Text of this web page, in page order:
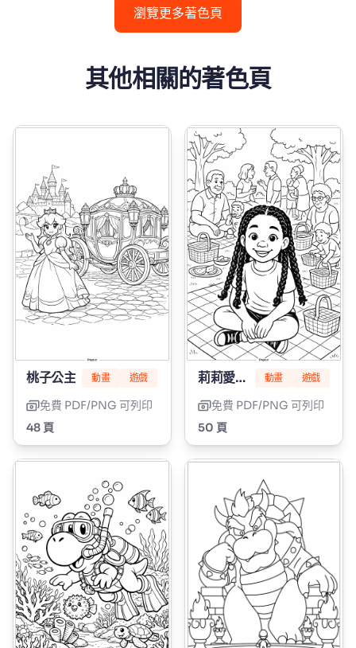
瀏覽更多著色頁
其他相關的著色頁
桃子公主 動畫 遊戲
免費 PDF/PNG 可列印
48 頁
莉莉愛編髮 動畫 遊戲
免費 PDF/PNG 可列印
50 頁